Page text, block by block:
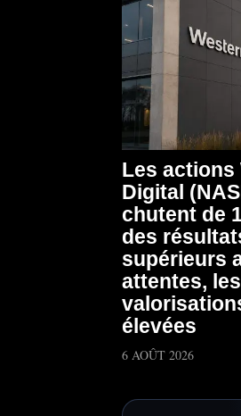
Les actions
Digital
chutent de
des
supérieurs
attentes, les
élevées
6 AOÛT 2026